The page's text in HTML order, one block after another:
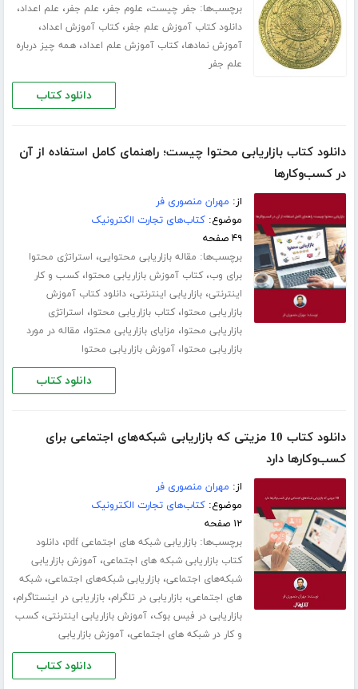
برچسب‌ها: جفر چیست، علوم جفر، علم جفر، علم اعداد،
دانلود کتاب آموزش علم جفر،کتاب آموزش اعداد،
آموزش نمادها،کتاب آموزش علم اعداد،همه چیز درباره
علم جفر
دانلود کتاب
دانلود کتاب بازاریابی محتوا چیست؛ راهنمای کامل استفاده از آن
در کسب‌وکارها
از: مهران منصوری فر
موضوع:کتاب‌های تجارت الکترونیک
۴۹ صفحه
برچسب‌ها: مقاله بازاریابی محتوایی، استراتژی محتوا
برای وب،کتاب آموزش بازاریابی محتوا،کسب و کار
اینترنتی،بازاریابی اینترنتی،دانلود کتاب آموزش
بازاریابی محتوا،کتاب بازاریابی محتوا، استراتژی
بازاریابی محتوا، مزایای بازاریابی محتوا، مقاله در مورد
بازاریابی محتوا،آموزش بازاریابی محتوا
دانلود کتاب
دانلود کتاب 10 مزیتی که بازاریابی شبکه‌های اجتماعی برای
کسب‌و‌کارها دارد
از: مهران منصوری فر
موضوع:کتاب‌های تجارت الکترونیک
۱۲ صفحه
برچسب‌ها:بازاریابی شبکه های اجتماعی pdf ،دانلود
کتاب بازاریابی شبکه های اجتماعی،آموزش بازاریابی
شبکه‌های اجتماعی،بازاریابی شبکه‌های اجتماعی،شبکه
های اجتماعی،بازاریابی در تلگرام،بازاریابی در اینستاگرام،
بازاریابی در فیس بوک،آموزش بازاریابی اینترنتی،کسب
و کار در شبکه های اجتماعی،آموزش بازاریابی
دانلود کتاب